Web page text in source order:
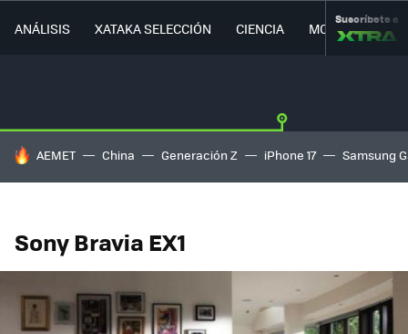
ANÁLISIS XATAKA SELECCIÓN CIENCIA MOVILIDAD
Suscríbete a
HOY SE HABLA DE
AEMET China Generación Z iPhone 17 Samsung
Sony Bravia EX1